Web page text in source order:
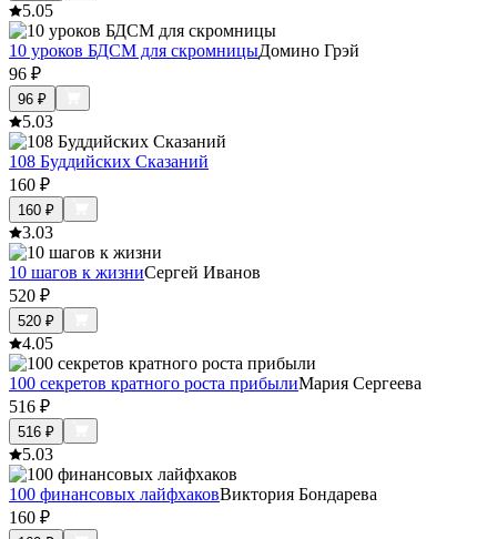
5.05
10 уроков БДСМ для скромницыДомино Грэй
96 ₽
96 ₽
5.03
108 Буддийских Сказаний
160 ₽
160 ₽
3.03
10 шагов к жизниСергей Иванов
520 ₽
520 ₽
4.05
100 секретов кратного роста прибылиМария Сергеева
516 ₽
516 ₽
5.03
100 финансовых лайфхаковВиктория Бондарева
160 ₽